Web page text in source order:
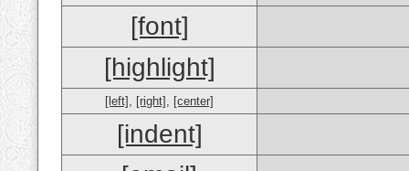
[font]
[highlight]
[left] , [right] , [center]
[indent]